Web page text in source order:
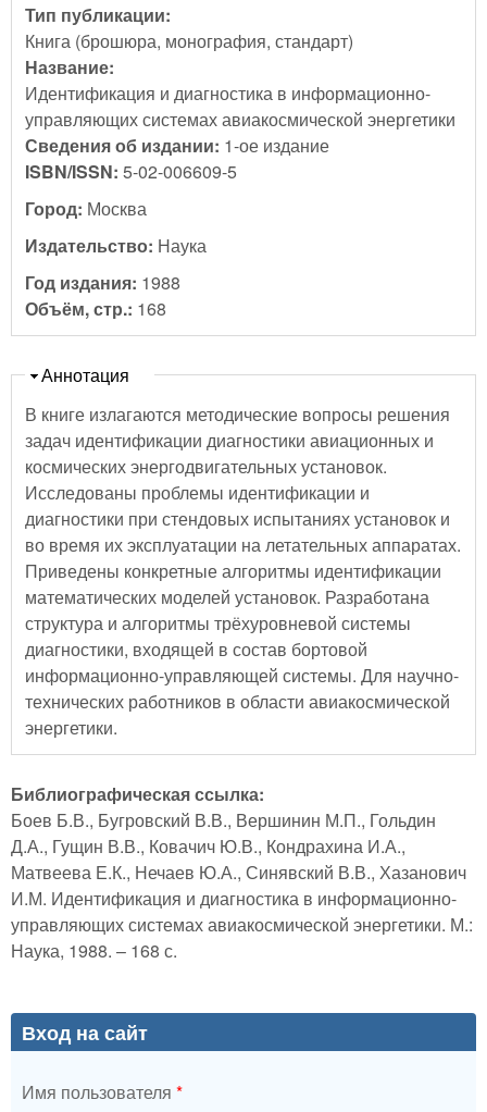
Тип публикации:
Книга (брошюра, монография, стандарт)
Название:
Идентификация и диагностика в информационно-
управляющих системах авиакосмической энергетики
Сведения об издании: 1-ое издание
ISBN/ISSN: 5-02-006609-5
Город: Москва
Издательство: Наука
Год издания: 1988
Объём, стр.: 168
Скрыть
Аннотация
В книге излагаются методические вопросы решения
задач идентификации диагностики авиационных и
космических энергодвигательных установок.
Исследованы проблемы идентификации и
диагностики при стендовых испытаниях установок и
во время их эксплуатации на летательных аппаратах.
Приведены конкретные алгоритмы идентификации
математических моделей установок. Разработана
структура и алгоритмы трёхуровневой системы
диагностики, входящей в состав бортовой
информационно-управляющей системы. Для научно-
технических работников в области авиакосмической
энергетики.
Библиографическая ссылка:
Боев Б.В., Бугровский В.В., Вершинин М.П., Гольдин
Д.А., Гущин В.В., Ковачич Ю.В., Кондрахина И.А.,
Матвеева Е.К., Нечаев Ю.А., Синявский В.В., Хазанович
И.М. Идентификация и диагностика в информационно-
управляющих системах авиакосмической энергетики. М.:
Наука, 1988. – 168 с.
Вход на сайт
Имя пользователя *